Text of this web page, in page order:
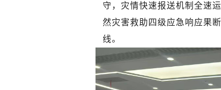
守，灾情快速报送机制全速
然灾害救助四级应急响应果
线。